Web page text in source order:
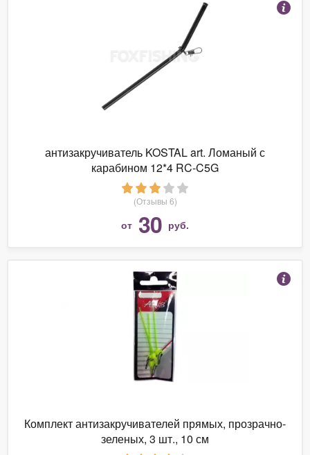
антизакручиватель KOSTAL art. Ломаный с
карабином 12*4 RC-C5G
(Отзывы 6)
от 30 руб.
Комплект антизакручивателей прямых, прозрачно-
зеленых, 3 шт., 10 см